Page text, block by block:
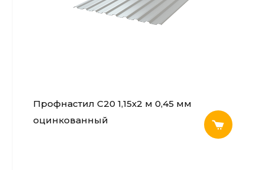
Профнастил С20 1,15х2 м 0,45 мм
оцинкованный